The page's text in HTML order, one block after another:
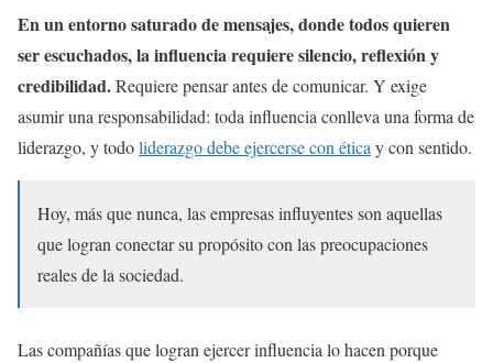
En un entorno saturado de mensajes, donde todos quieren
ser escuchados, la influencia requiere silencio, reflexión y
credibilidad.Requiere pensar antes de comunicar. Y exige
asumir una responsabilidad: toda influencia conlleva una forma de
liderazgo, y todoliderazgo debe ejercerse con ética y con sentido.
Hoy, más que nunca, las empresas influyentes son aquellas
que logran conectar su propósito con las preocupaciones
reales de la sociedad.
Las compañías que logran ejercer influencia lo hacen porque